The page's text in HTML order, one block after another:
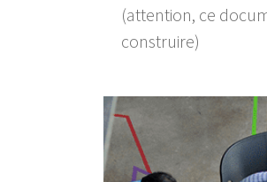
(attention, ce
construire)